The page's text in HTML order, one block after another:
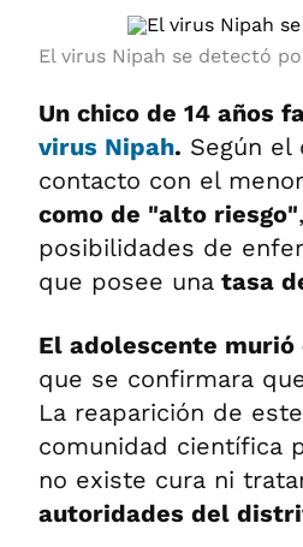
El virus Nipah se detectó
Un chico de 14 años
virus Nipah. Según el
contacto con el
como de "alto riesgo"
posibilidades de
que posee una tasa
El adolescente murió
que se confirmara
La reaparición de
comunidad científica
no existe cura ni
autoridades del